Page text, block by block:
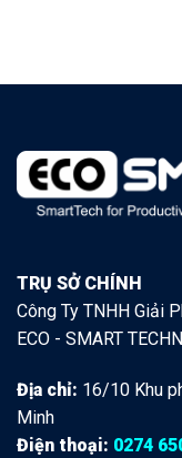
TRỤ SỞ CHÍNH
Công Ty TNHH Giải
ECO - SMART
Địa chỉ: 16/10 Khu
Minh
Điện thoại: 0274